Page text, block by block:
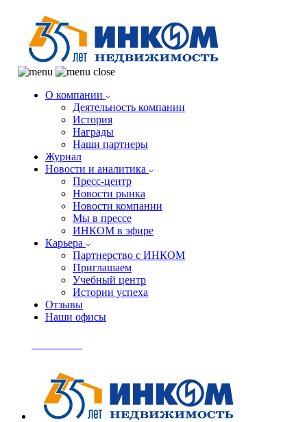
О компании
Деятельность компании
История
Награды
Наши партнеры
Журнал
Новости и аналитика
Пресс-центр
Новости рынка
Новости компании
Мы в прессе
ИНКОМ в эфире
Карьера
Партнерство с ИНКОМ
Приглашаем
Учебный центр
Истории успеха
Отзывы
Наши офисы